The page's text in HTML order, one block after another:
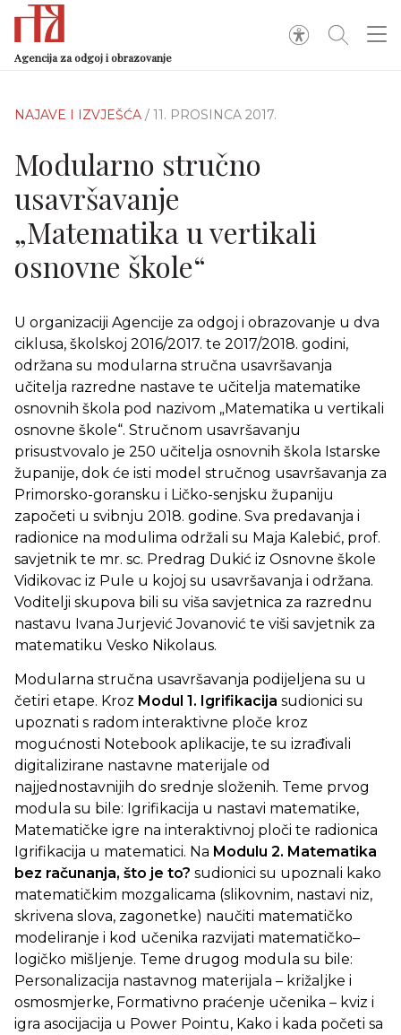
Agencija za odgoj i obrazovanje
NAJAVE I IZVJEŠĆA / 11. PROSINCA 2017.
Modularno stručno
usavršavanje
„Matematika u vertikali
osnovne škole“
U organizaciji Agencije za odgoj i obrazovanje u dva
ciklusa, školskoj 2016/2017. te 2017/2018. godini,
održana su modularna stručna usavršavanja
učitelja razredne nastave te učitelja matematike
osnovnih škola pod nazivom „Matematika u vertikali
osnovne škole“. Stručnom usavršavanju
prisustvovalo je 250 učitelja osnovnih škola Istarske
županije, dok će isti model stručnog usavršavanja za
Primorsko-goransku i Ličko-senjsku županiju
započeti u svibnju 2018. godine. Sva predavanja i
radionice na modulima održali su Maja Kalebić, prof.
savjetnik te mr. sc. Predrag Dukić iz Osnovne škole
Vidikovac iz Pule u kojoj su usavršavanja i održana.
Voditelji skupova bili su viša savjetnica za razrednu
nastavu Ivana Jurjević Jovanović te viši savjetnik za
matematiku Vesko Nikolaus.
Modularna stručna usavršavanja podijeljena su u
četiri etape. Kroz Modul 1. Igrifikacija sudionici su
upoznati s radom interaktivne ploče kroz
mogućnosti Notebook aplikacije, te su izrađivali
digitalizirane nastavne materijale od
najjednostavnijih do srednje složenih. Teme prvog
modula su bile: Igrifikacija u nastavi matematike,
Matematičke igre na interaktivnoj ploči te radionica
Igrifikacija u matematici. Na Modulu 2. Matematika
bez računanja, što je to? sudionici su upoznali kako
matematičkim mozgalicama (slikovnim, nastavi niz,
skrivena slova, zagonetke) naučiti matematičko
modeliranje i kod učenika razvijati matematičko–
logičko mišljenje. Teme drugog modula su bile:
Personalizacija nastavnog materijala – križaljke i
osmosmjerke, Formativno praćenje učenika – kviz i
igra asocijacija u Power Pointu, Kako i kada početi sa